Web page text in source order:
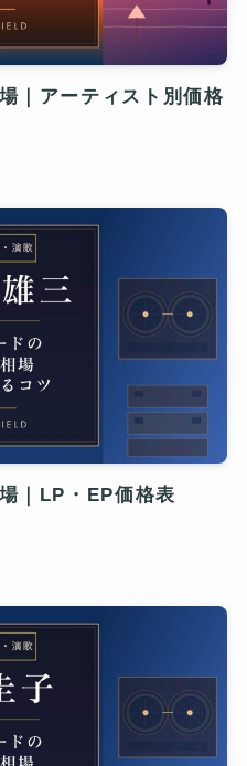
｜アーティスト別価格
｜LP・EP価格表